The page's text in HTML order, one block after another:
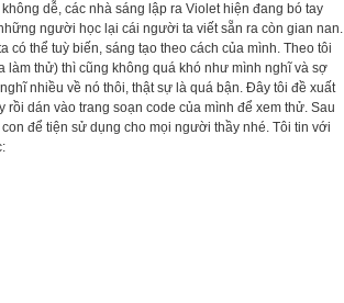
dễ, các nhà sáng lập ra Violet hiện đang bó tay
người học lại cái người ta viết sẵn ra còn gian nan.
có thể tuỳ biến, sáng tạo theo cách của mình. Theo tôi
làm thử) thì cũng không quá khó như mình nghĩ và sợ
nhiều về nó thôi, thật sự là quá bận. Đây tôi đề xuất
rồi dán vào trang soạn code của mình để xem thử. Sau
để tiện sử dụng cho mọi người thầy nhé. Tôi tin với